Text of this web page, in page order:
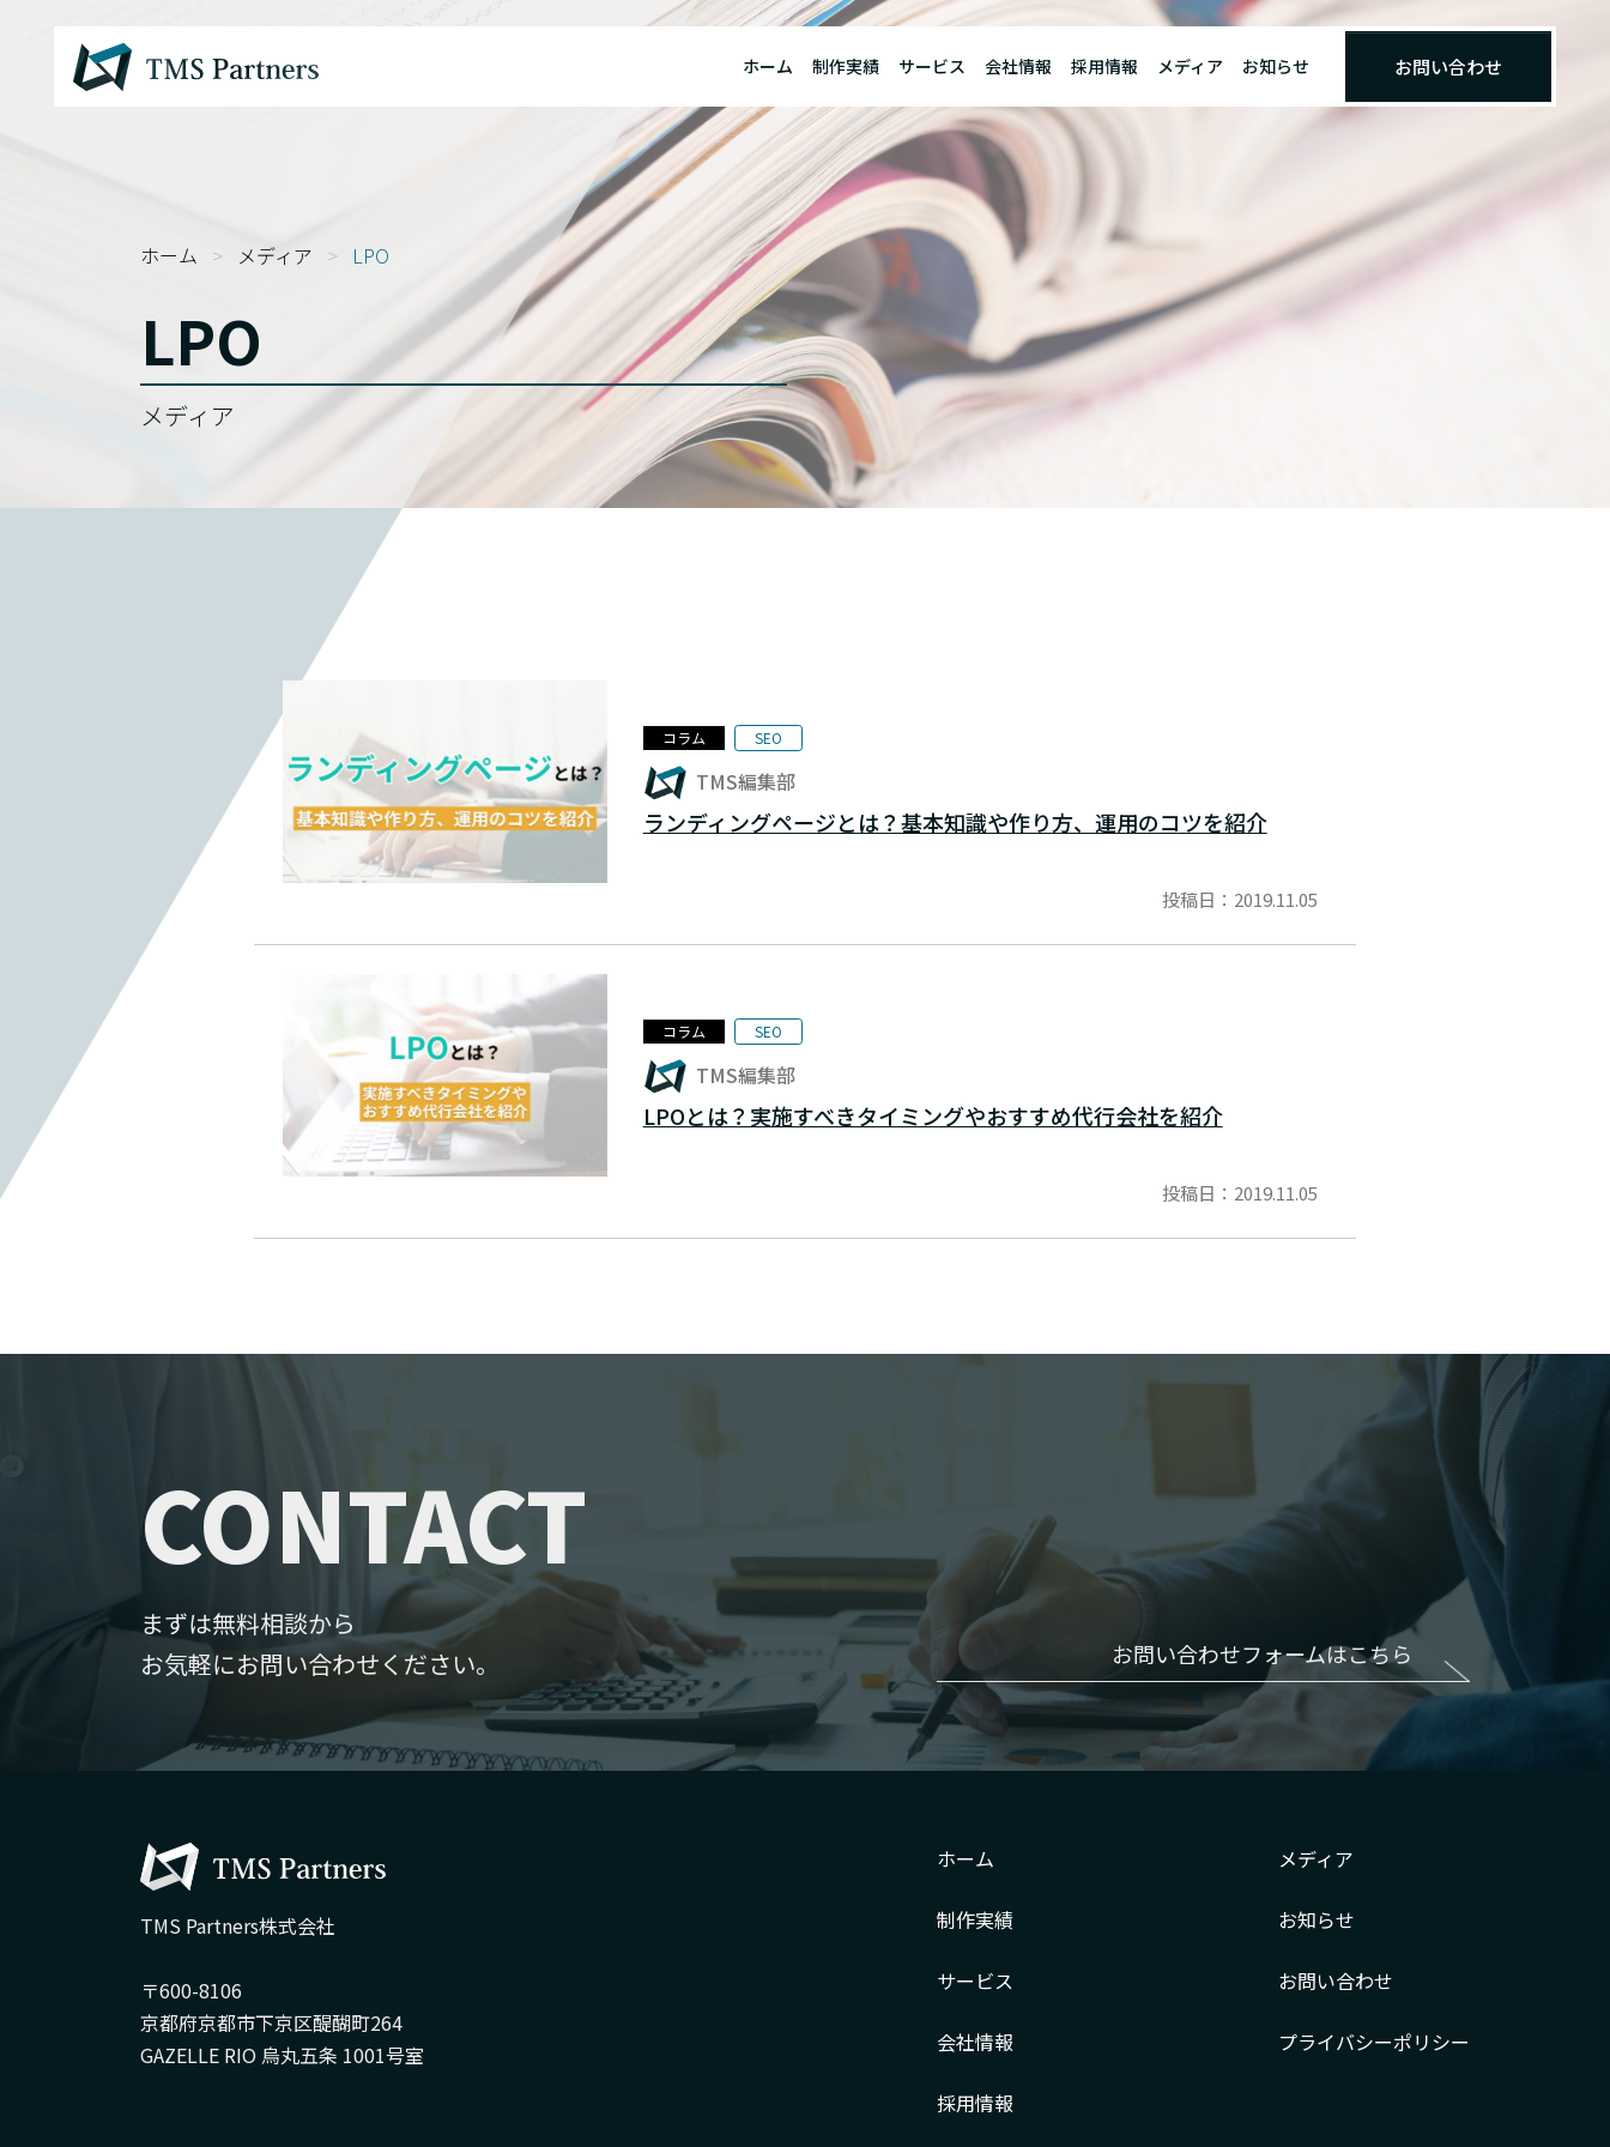
ホーム 制作実績 サービス 会社情報 採用情報 メディア お知らせ お問い合わせ
ホーム > メディア > LPO
LPO
メディア
コラム SEO
TMS編集部
ランディングページとは？基本知識や作り方、運用のコツを紹介
投稿日：2019.11.05
コラム SEO
TMS編集部
LPOとは？実施すべきタイミングやおすすめ代行会社を紹介
投稿日：2019.11.05
CONTACT
まずは無料相談から
お気軽にお問い合わせください。
お問い合わせフォームはこちら
TMS Partners株式会社
〒600-8106
京都府京都市下京区醍醐町264
GAZELLE RIO 烏丸五条 1001号室
ホーム
制作実績
サービス
会社情報
採用情報
メディア
お知らせ
お問い合わせ
プライバシーポリシー